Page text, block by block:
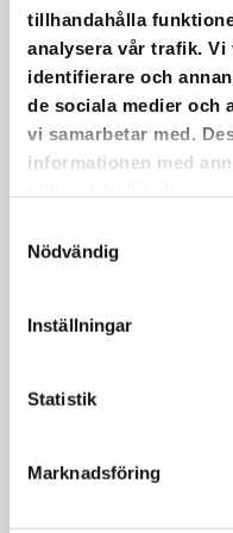
tillhandahålla
analysera vår trafik. Vi
identifierare och
de sociala medier och
vi samarbetar med.
informationen med
Nödvändig
Inställningar
Statistik
Marknadsföring
också våfflor
•
Varmt välkomna!